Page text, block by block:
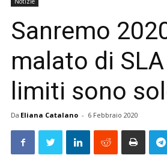
Sanremo
malato di
limiti sono
Da Eliana Catalano - 6 Febbraio 2020